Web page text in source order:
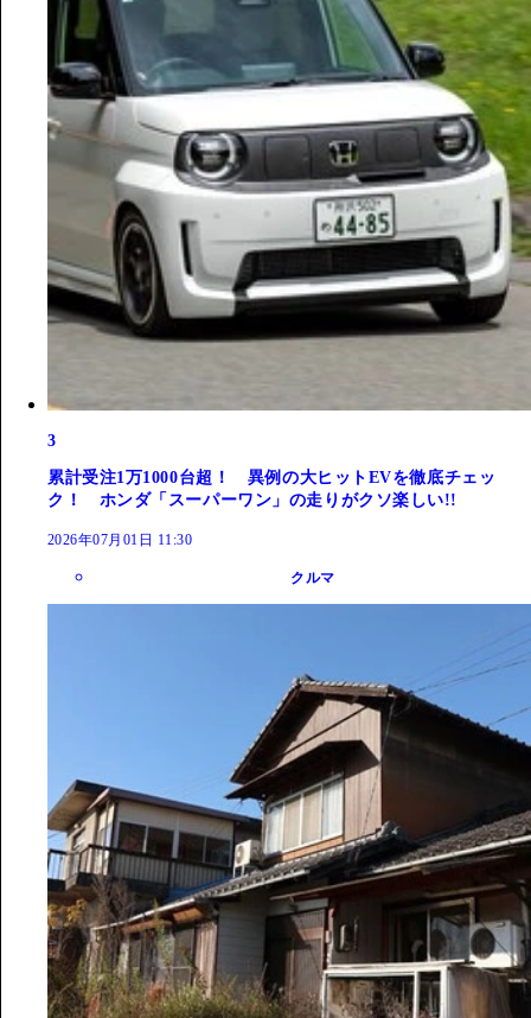
3
累計受注1万1000台超！ 異例の大ヒットEVを徹底チェッ
ク！ ホンダ「スーパーワン」の走りがクソ楽しい!!
2026年07月01日 11:30
クルマ